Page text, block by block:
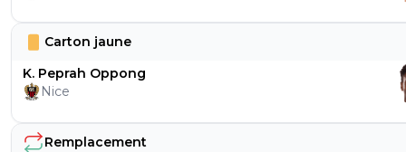
Carton jaune
K. Peprah Oppong
Nice
Remplacement